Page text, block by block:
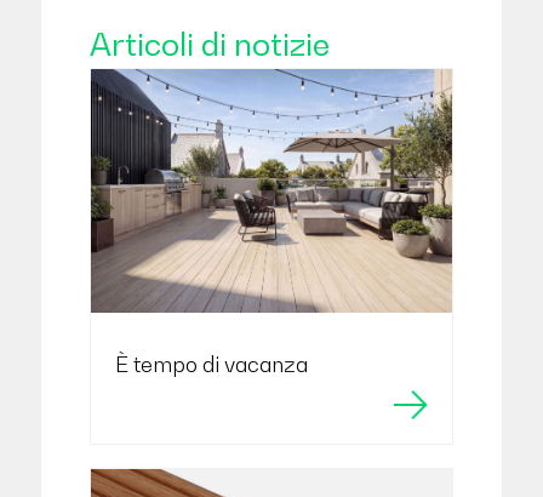
Articoli di notizie
È tempo di vacanza